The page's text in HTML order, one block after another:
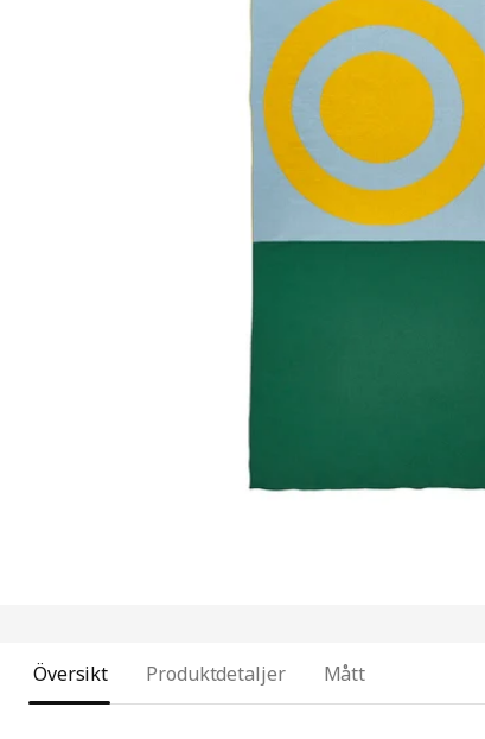
Image zoomed out, normal view
Översikt Produktdetaljer Mått